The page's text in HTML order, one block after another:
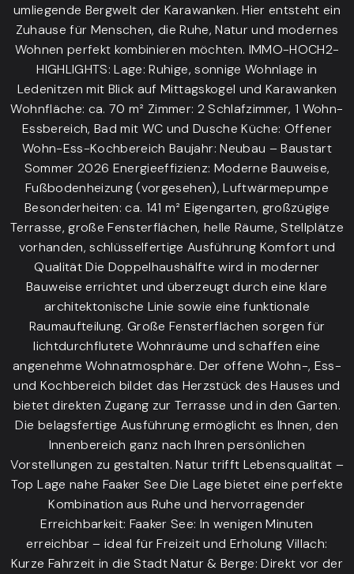
umliegende Bergwelt der Karawanken. Hier entsteht ein
Zuhause für Menschen, die Ruhe, Natur und modernes
Wohnen perfekt kombinieren möchten. IMMO-HOCH2-
HIGHLIGHTS: Lage: Ruhige, sonnige Wohnlage in
Ledenitzen mit Blick auf Mittagskogel und Karawanken
Wohnfläche: ca. 70 m² Zimmer: 2 Schlafzimmer, 1 Wohn-
Essbereich, Bad mit WC und Dusche Küche: Offener
Wohn-Ess-Kochbereich Baujahr: Neubau – Baustart
Sommer 2026 Energieeffizienz: Moderne Bauweise,
Fußbodenheizung (vorgesehen), Luftwärmepumpe
Besonderheiten: ca. 141 m² Eigengarten, großzügige
Terrasse, große Fensterflächen, helle Räume, Stellplätze
vorhanden, schlüsselfertige Ausführung Komfort und
Qualität Die Doppelhaushälfte wird in moderner
Bauweise errichtet und überzeugt durch eine klare
architektonische Linie sowie eine funktionale
Raumaufteilung. Große Fensterflächen sorgen für
lichtdurchflutete Wohnräume und schaffen eine
angenehme Wohnatmosphäre. Der offene Wohn-, Ess-
und Kochbereich bildet das Herzstück des Hauses und
bietet direkten Zugang zur Terrasse und in den Garten.
Die belagsfertige Ausführung ermöglicht es Ihnen, den
Innenbereich ganz nach Ihren persönlichen
Vorstellungen zu gestalten. Natur trifft Lebensqualität –
Top Lage nahe Faaker See Die Lage bietet eine perfekte
Kombination aus Ruhe und hervorragender
Erreichbarkeit: Faaker See: In wenigen Minuten
erreichbar – ideal für Freizeit und Erholung Villach:
Kurze Fahrzeit in die Stadt Natur & Berge: Direkt vor der